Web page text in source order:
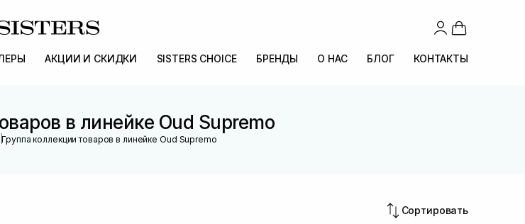
АКЦИИ И СКИДКИ SISTERS CHOICE БРЕНДЫ О НАС БЛОГ КОНТАКТЫ
в линейке Oud Supremo
|Группа коллекции товаров в линейке Oud Supremo
Сортировать